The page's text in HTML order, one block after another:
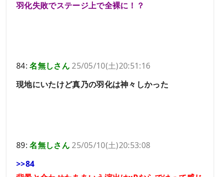
羽化失敗でステージ上で全裸に！？
84:名無しさん25/05/10(土)20:51:16
現地にいたけど真乃の羽化は神々しかった
89:名無しさん25/05/10(土)20:53:08
>>84